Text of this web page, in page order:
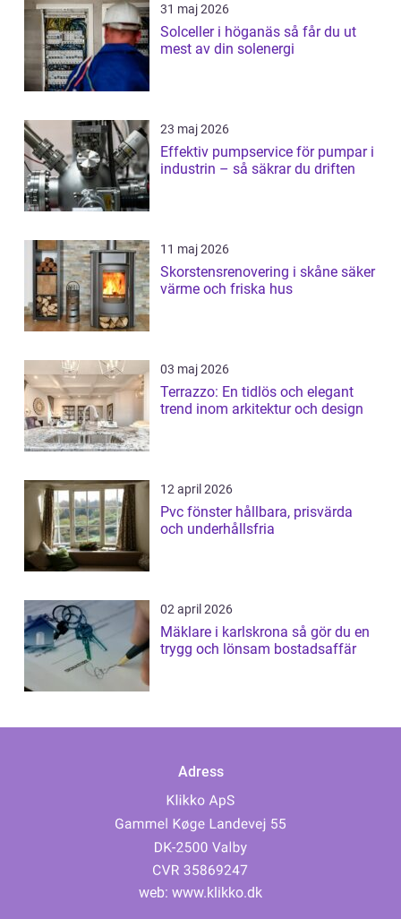
31 maj 2026
Solceller i höganäs så får du ut
mest av din solenergi
23 maj 2026
Effektiv pumpservice för pumpar i
industrin – så säkrar du driften
11 maj 2026
Skorstensrenovering i skåne säker
värme och friska hus
03 maj 2026
Terrazzo: En tidlös och elegant
trend inom arkitektur och design
12 april 2026
Pvc fönster hållbara, prisvärda
och underhållsfria
02 april 2026
Mäklare i karlskrona så gör du en
trygg och lönsam bostadsaffär
Adress
web: www.klikko.dk